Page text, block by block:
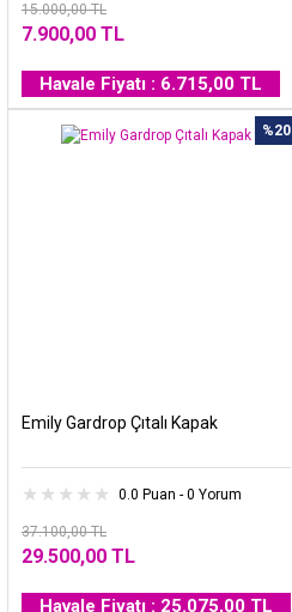
15.000,00 TL
7.900,00 TL
Havale Fiyatı : 6.715,00 TL
%20
Emily Gardrop Çıtalı Kapak
0.0 Puan - 0 Yorum
37.100,00 TL
29.500,00 TL
Havale Fiyatı : 25.075,00 TL